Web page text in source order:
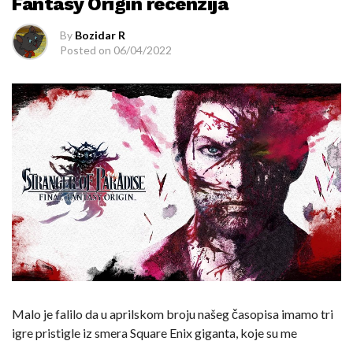
By Bozidar R
Posted on 06/04/2022
Malo je falilo da u aprilskom broju našeg časopisa imamo tri
igre pristigle iz smera Square Enix giganta, koje su me